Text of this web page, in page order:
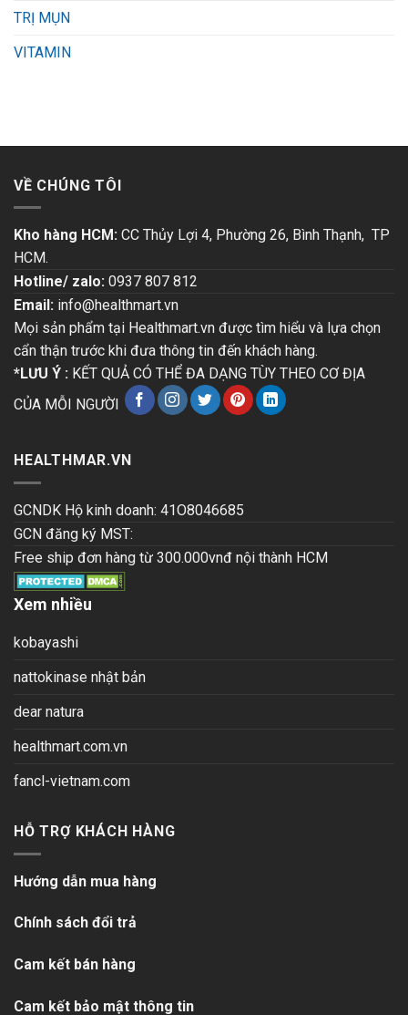
TRỊ MỤN
VITAMIN
VỀ CHÚNG TÔI
Kho hàng HCM: CC Thủy Lợi 4, Phường 26, Bình Thạnh, TP
HCM.
Hotline/ zalo: 0937 807 812
Email: info@healthmart.vn
Mọi sản phẩm tại Healthmart.vn được tìm hiểu và lựa chọn
cẩn thận trước khi đưa thông tin đến khách hàng.
*LƯU Ý : KẾT QUẢ CÓ THỂ ĐA DẠNG TÙY THEO CƠ ĐỊA
CỦA MỖI NGƯỜI
HEALTHMAR.VN
GCNDK Hộ kinh doanh: 41O8046685
GCN đăng ký MST:
Free ship đơn hàng từ 300.000vnđ nội thành HCM
Xem nhiều
kobayashi
nattokinase nhật bản
dear natura
healthmart.com.vn
fancl-vietnam.com
HỖ TRỢ KHÁCH HÀNG
Hướng dẫn mua hàng
Chính sách đổi trả
Cam kết bán hàng
Cam kết bảo mật thông tin